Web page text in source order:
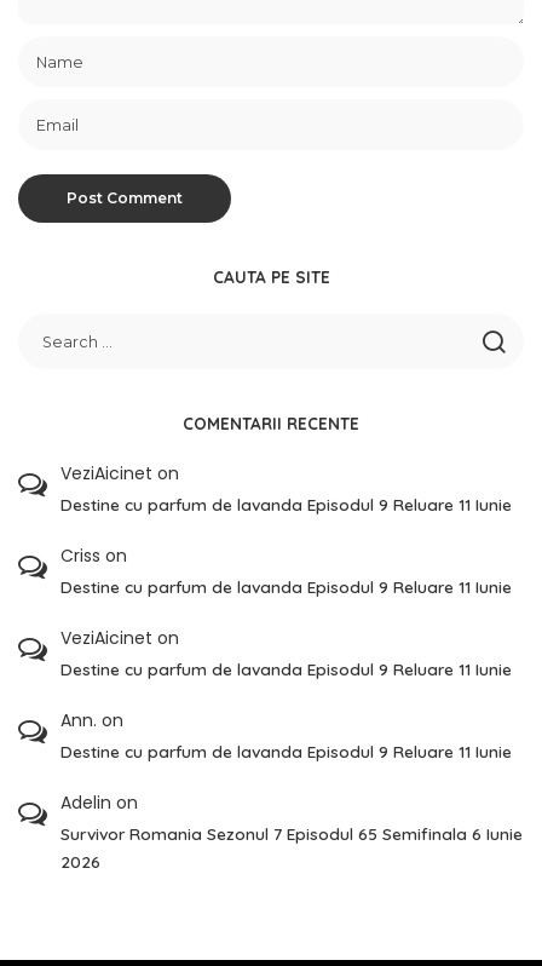
CAUTA PE SITE
COMENTARII RECENTE
VeziAicinet on
Destine cu parfum de lavanda Episodul 9 Reluare 11 Iunie
Criss on
Destine cu parfum de lavanda Episodul 9 Reluare 11 Iunie
VeziAicinet on
Destine cu parfum de lavanda Episodul 9 Reluare 11 Iunie
Ann. on
Destine cu parfum de lavanda Episodul 9 Reluare 11 Iunie
Adelin on
Survivor Romania Sezonul 7 Episodul 65 Semifinala 6 Iunie
2026